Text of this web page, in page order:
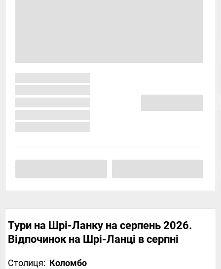
Тури на Шрі-Ланку на серпень 2026.
Відпочинок на Шрі-Ланці в серпні
Столиця: Коломбо